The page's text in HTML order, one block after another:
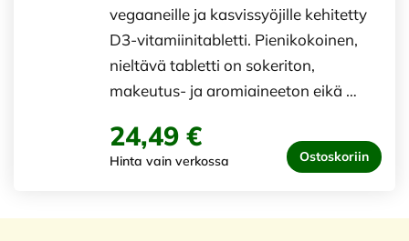
vegaaneille ja kasvissyöjille kehitetty
D3-vitamiinitabletti. Pienikokoinen,
nieltävä tabletti on sokeriton,
makeutus- ja aromiaineeton eikä …
24,49 €
Hinta vain verkossa Ostoskoriin